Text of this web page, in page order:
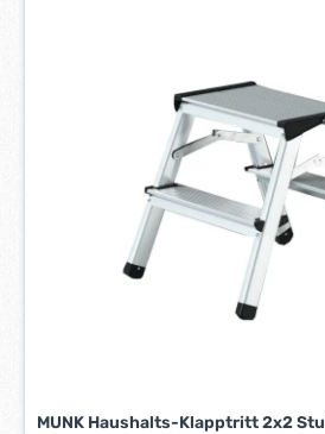
MUNK Haushalts-Klapptritt 2x2